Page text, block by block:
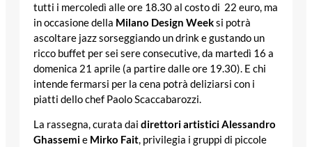
tutti i mercoledì alle ore 18.30 al costo di 22 euro, ma
in occasione della Milano Design Weeksi potrà
ascoltare jazz sorseggiando un drink e gustando un
ricco buffet per sei sere consecutive, da martedì 16 a
domenica 21 aprile (a partire dalle ore 19.30). E chi
intende fermarsi per la cena potrà deliziarsi con i
piatti dello chef Paolo Scaccabarozzi.
La rassegna, curata dai direttori artistici Alessandro
Ghassemie Mirko Fait, privilegia i gruppi di piccole